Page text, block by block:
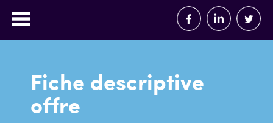
Fiche descriptive
offre